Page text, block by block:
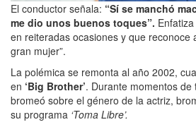
El conductor señala: “Sí se manchó
me dio unos buenos toques”.
en reiteradas ocasiones y que reconoce
gran mujer”.
La polémica se remonta al año 2002,
en ‘Big Brother’. Durante momentos de
bromeó sobre el género de la actriz,
su programa ‘Toma Libre’.